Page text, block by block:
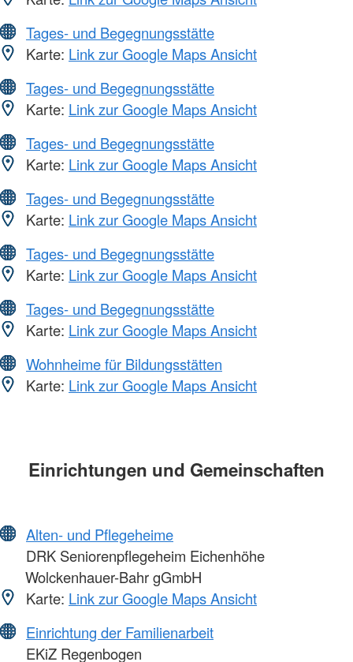
Tages- und Begegnungsstätte
Karte: Link zur Google Maps Ansicht
Tages- und Begegnungsstätte
Karte: Link zur Google Maps Ansicht
Tages- und Begegnungsstätte
Karte: Link zur Google Maps Ansicht
Tages- und Begegnungsstätte
Karte: Link zur Google Maps Ansicht
Tages- und Begegnungsstätte
Karte: Link zur Google Maps Ansicht
Tages- und Begegnungsstätte
Karte: Link zur Google Maps Ansicht
Wohnheime für Bildungsstätten
Karte: Link zur Google Maps Ansicht
Einrichtungen und Gemeinschaften
Alten- und Pflegeheime
DRK Seniorenpflegeheim Eichenhöhe
Wolckenhauer-Bahr gGmbH
Karte: Link zur Google Maps Ansicht
Einrichtung der Familienarbeit
EKiZ Regenbogen